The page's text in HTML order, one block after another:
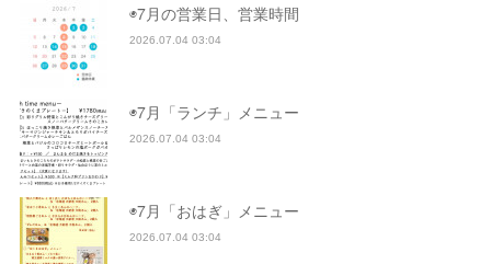
◉7月の営業日、営業時間
2026.07.04 03:04
◉7月「ランチ」メニュー
2026.07.04 03:04
◉7月「おはぎ」メニュー
2026.07.04 03:04